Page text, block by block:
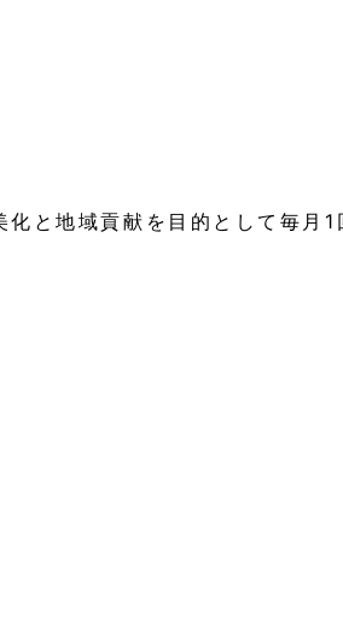
と地域貢献を目的として毎月1